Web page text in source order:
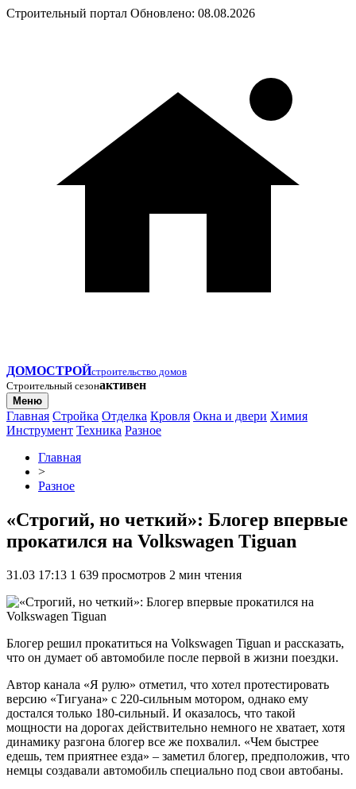
Строительный портал Обновлено: 08.08.2026
ДОМОСТРОЙстроительство домов
Строительный сезонактивен
Меню
Главная Стройка Отделка Кровля Окна и двери Химия
Инструмент Техника Разное
Главная
>
Разное
«Строгий, но четкий»: Блогер впервые
прокатился на Volkswagen Tiguan
31.03 17:13 1 639 просмотров 2 мин чтения
Блогер решил прокатиться на Volkswagen Tiguan и рассказать,
что он думает об автомобиле после первой в жизни поездки.
Автор канала «Я рулю» отметил, что хотел протестировать
версию «Тигуана» с 220-сильным мотором, однако ему
достался только 180-сильный. И оказалось, что такой
мощности на дорогах действительно немного не хватает, хотя
динамику разгона блогер все же похвалил. «Чем быстрее
едешь, тем приятнее езда» – заметил блогер, предположив, что
немцы создавали автомобиль специально под свои автобаны.